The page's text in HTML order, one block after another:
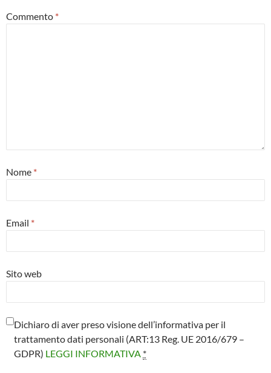
Commento *
Nome *
Email *
Sito web
Dichiaro di aver preso visione dell’informativa per il
trattamento dati personali (ART:13 Reg. UE 2016/679 –
GDPR) LEGGI INFORMATIVA *